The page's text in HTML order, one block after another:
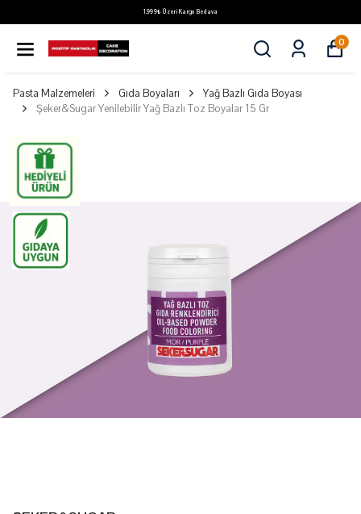
1.999₺ Üzeri Kargo Bedava
0
Pasta Malzemeleri Gıda Boyaları
Yağ Bazlı Gıda Boyası
Şeker&Sugar Yenilebilir Yağ Bazlı Toz Boyalar 15 Gr